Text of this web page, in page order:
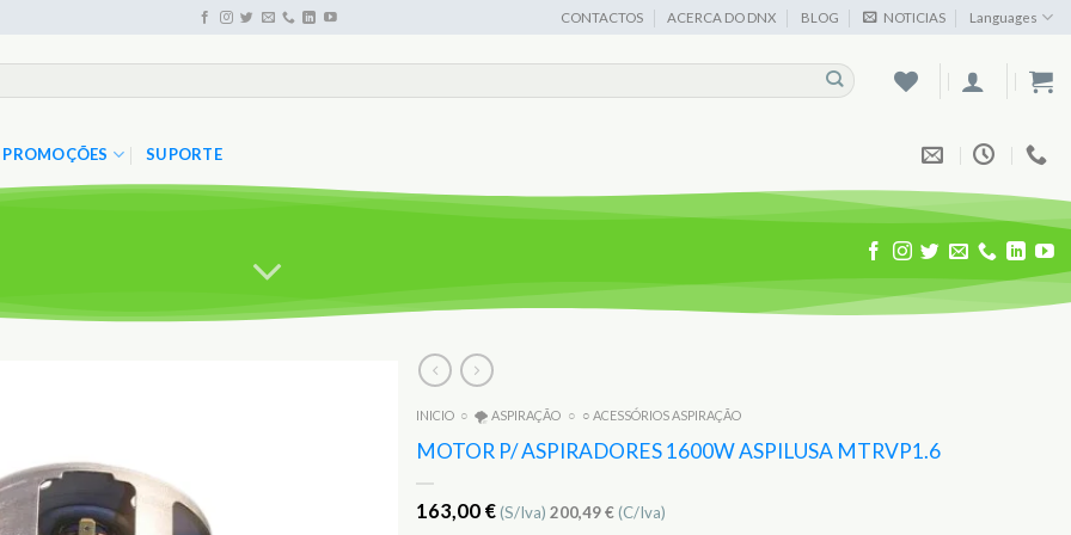
CONTACTOS ACERCA DO DNX BLOG NOTICIAS Languages
PROMOÇÕES SUPORTE
INICIO ○ 🌪️ ASPIRAÇÃO ○ ○ ACESSÓRIOS ASPIRAÇÃO
MOTOR P/ ASPIRADORES 1600W ASPILUSA MTRVP1.6
163,00 € (S/Iva) 200,49€ (C/Iva)